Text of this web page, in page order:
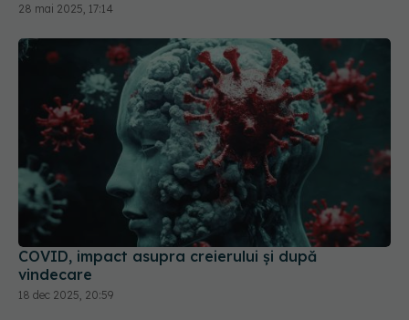
28 mai 2025, 17:14
COVID, impact asupra creierului și după
vindecare
18 dec 2025, 20:59